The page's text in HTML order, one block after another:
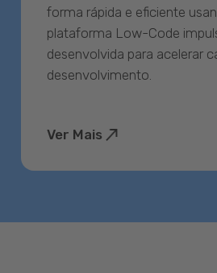
forma rápida e eficiente
plataforma Low-Code
desenvolvida para acelerar
desenvolvimento.
Ver Mais